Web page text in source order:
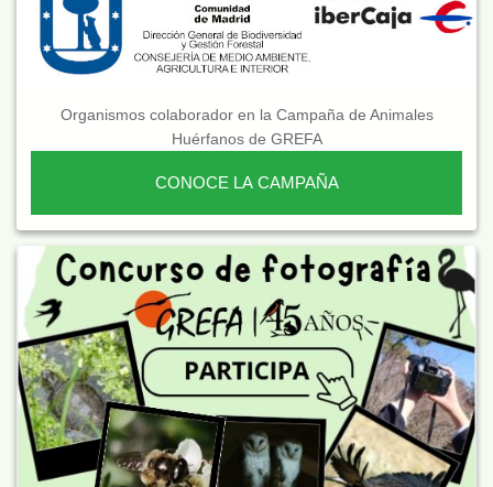
Organismos colaborador en la Campaña de Animales
Huérfanos de GREFA
CONOCE LA CAMPAÑA